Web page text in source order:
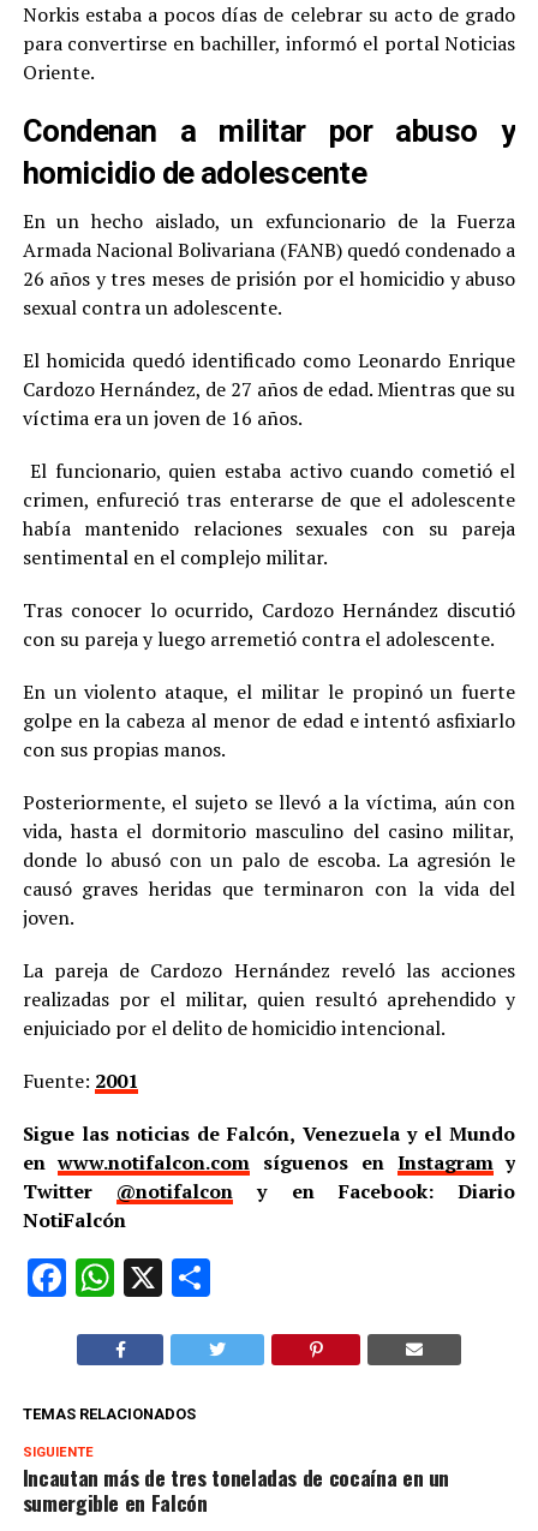
Norkis estaba a pocos días de celebrar su acto de grado
para convertirse en bachiller, informó el portal Noticias
Oriente.
Condenan a militar por abuso y
homicidio de adolescente
En un hecho aislado, un exfuncionario de la Fuerza
Armada Nacional Bolivariana (FANB) quedó condenado a
26 años y tres meses de prisión por el homicidio y abuso
sexual contra un adolescente.
El homicida quedó identificado como Leonardo Enrique
Cardozo Hernández, de 27 años de edad. Mientras que su
víctima era un joven de 16 años.
El funcionario, quien estaba activo cuando cometió el
crimen, enfureció tras enterarse de que el adolescente
había mantenido relaciones sexuales con su pareja
sentimental en el complejo militar.
Tras conocer lo ocurrido, Cardozo Hernández discutió
con su pareja y luego arremetió contra el adolescente.
En un violento ataque, el militar le propinó un fuerte
golpe en la cabeza al menor de edad e intentó asfixiarlo
con sus propias manos.
Posteriormente, el sujeto se llevó a la víctima, aún con
vida, hasta el dormitorio masculino del casino militar,
donde lo abusó con un palo de escoba. La agresión le
causó graves heridas que terminaron con la vida del
joven.
La pareja de Cardozo Hernández reveló las acciones
realizadas por el militar, quien resultó aprehendido y
enjuiciado por el delito de homicidio intencional.
Fuente: 2001
Sigue las noticias de Falcón, Venezuela y el Mundo
enwww.notifalcon.com síguenos en Instagramy
Twitter @notifalcon y en Facebook: Diario
NotiFalcón
Facebook
WhatsApp
X Compartir
TEMAS RELACIONADOS
SIGUIENTE
Incautan más de tres toneladas de cocaína en un
sumergible en Falcón